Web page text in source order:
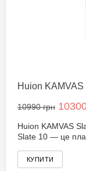
Huion
10990 грн
Huion KAMVAS
Slate 10 — це